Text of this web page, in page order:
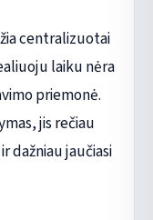
centralizuotai
laiku nėra
priemonė.
jis rečiau
dažniau jaučiasi